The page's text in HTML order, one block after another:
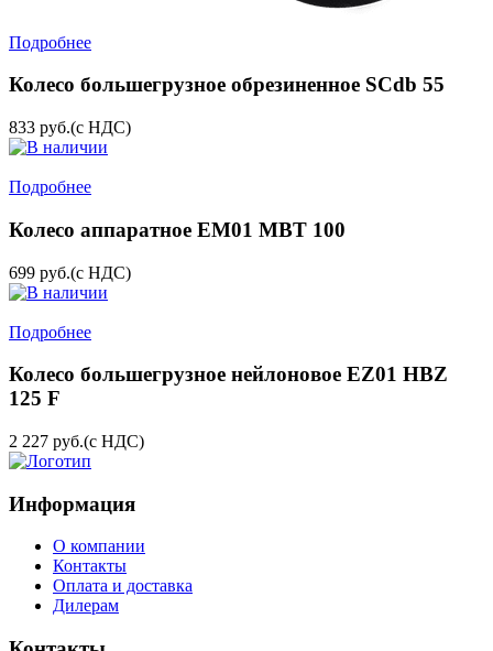
Подробнее
Колесо большегрузное обрезиненное SCdb 55
833 руб.(с НДС)
Подробнее
Колесо аппаратное EM01 MBT 100
699 руб.(с НДС)
Подробнее
Колесо большегрузное нейлоновое EZ01 HBZ
125 F
2 227 руб.(с НДС)
Информация
О компании
Контакты
Оплата и доставка
Дилерам